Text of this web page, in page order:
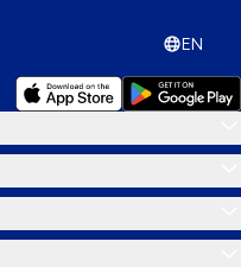
EN